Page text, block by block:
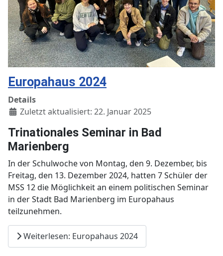
Europahaus 2024
Details
Zuletzt aktualisiert: 22. Januar 2025
Trinationales Seminar in Bad
Marienberg
In der Schulwoche von Montag, den 9. Dezember, bis
Freitag, den 13. Dezember 2024, hatten 7 Schüler der
MSS 12 die Möglichkeit an einem politischen Seminar
in der Stadt Bad Marienberg im Europahaus
teilzunehmen.
Weiterlesen: Europahaus 2024